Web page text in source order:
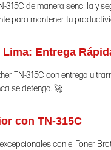
315C de manera sencilla y
para mantener tu
Entrega
TN-315C con entrega
se detenga. 🚀
con TN-315C
con el Toner